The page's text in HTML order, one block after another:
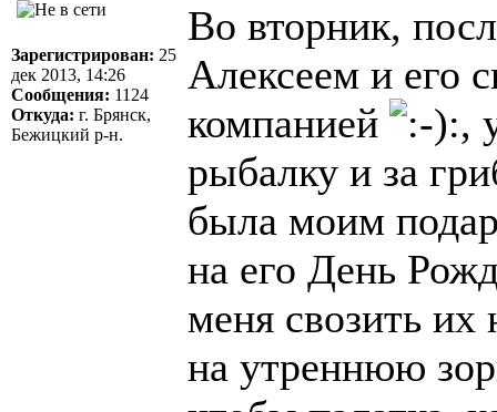
Зарегистрирован: 25
дек 2013, 14:26
Сообщения: 1124
Откуда: г. Брянск,
Бежицкий р-н.
Во вторник,
Алексеем и его
компанией
,
рыбалку и за
была моим
на его День
меня свозить
на утреннюю